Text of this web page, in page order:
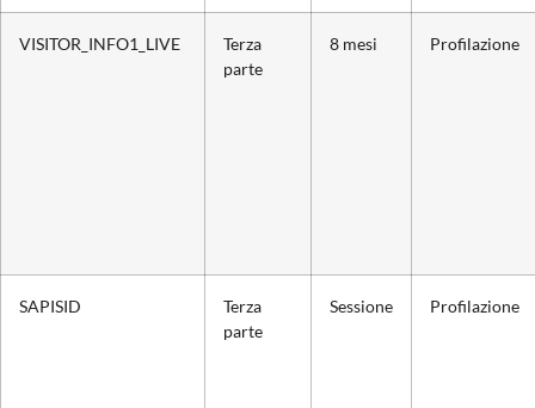
VISITOR_INFO1_LIVE
Terza
parte
8 mesi Profilazione
SAPISID
Terza
parte
Sessione Profilazione